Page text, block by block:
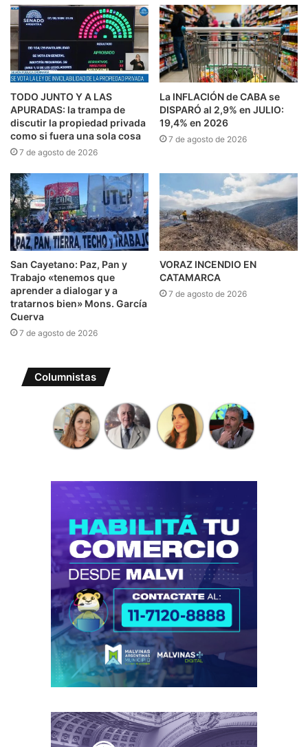
TODO JUNTO Y A LAS
APURADAS: la trampa de
discutir la propiedad privada
como si fuera una sola cosa
7 de agosto de 2026
La INFLACIÓN de CABA se
DISPARÓ al 2,9% en JULIO:
19,4% en 2026
7 de agosto de 2026
San Cayetano: Paz, Pan y
Trabajo «tenemos que
aprender a dialogar y a
tratarnos bien» Mons. García
Cuerva
7 de agosto de 2026
VORAZ INCENDIO EN
CATAMARCA
7 de agosto de 2026
Columnistas